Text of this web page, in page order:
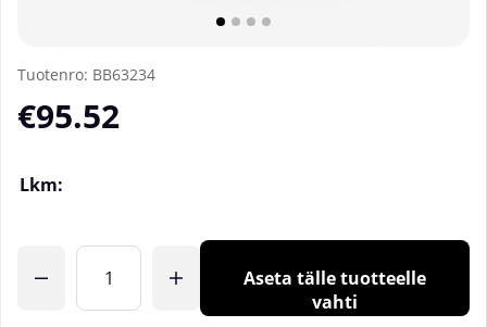
Tuotenro: BB63234
€95.52
Lkm:
Aseta tälle tuotteelle
vahti